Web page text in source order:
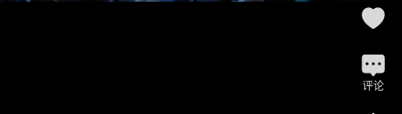
评论